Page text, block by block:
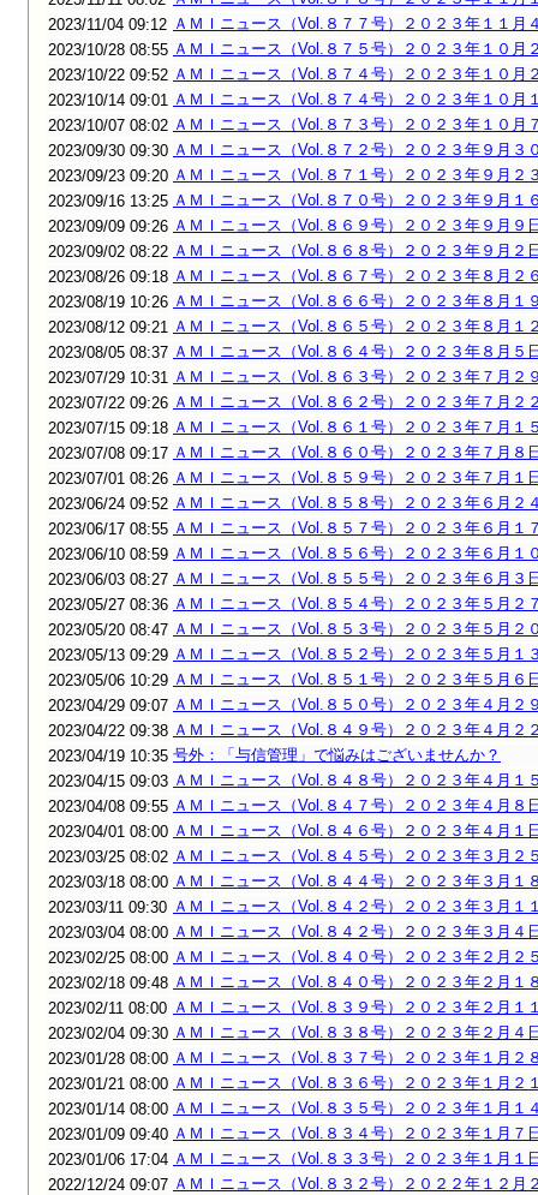
2023/11/04 09:12 ＡＭＩニュース（Vol.８７７号）２０２３年１１月
2023/10/28 08:55 ＡＭＩニュース（Vol.８７５号）２０２３年１０月
2023/10/22 09:52 ＡＭＩニュース（Vol.８７４号）２０２３年１０月
2023/10/14 09:01 ＡＭＩニュース（Vol.８７４号）２０２３年１０月
2023/10/07 08:02 ＡＭＩニュース（Vol.８７３号）２０２３年１０月
2023/09/30 09:30 ＡＭＩニュース（Vol.８７２号）２０２３年９月３
2023/09/23 09:20 ＡＭＩニュース（Vol.８７１号）２０２３年９月２
2023/09/16 13:25 ＡＭＩニュース（Vol.８７０号）２０２３年９月１
2023/09/09 09:26 ＡＭＩニュース（Vol.８６９号）２０２３年９月９
2023/09/02 08:22 ＡＭＩニュース（Vol.８６８号）２０２３年９月２
2023/08/26 09:18 ＡＭＩニュース（Vol.８６７号）２０２３年８月２
2023/08/19 10:26 ＡＭＩニュース（Vol.８６６号）２０２３年８月１
2023/08/12 09:21 ＡＭＩニュース（Vol.８６５号）２０２３年８月１
2023/08/05 08:37 ＡＭＩニュース（Vol.８６４号）２０２３年８月５
2023/07/29 10:31 ＡＭＩニュース（Vol.８６３号）２０２３年７月２
2023/07/22 09:26 ＡＭＩニュース（Vol.８６２号）２０２３年７月２
2023/07/15 09:18 ＡＭＩニュース（Vol.８６１号）２０２３年７月１
2023/07/08 09:17 ＡＭＩニュース（Vol.８６０号）２０２３年７月８
2023/07/01 08:26 ＡＭＩニュース（Vol.８５９号）２０２３年７月１
2023/06/24 09:52 ＡＭＩニュース（Vol.８５８号）２０２３年６月２
2023/06/17 08:55 ＡＭＩニュース（Vol.８５７号）２０２３年６月１
2023/06/10 08:59 ＡＭＩニュース（Vol.８５６号）２０２３年６月１
2023/06/03 08:27 ＡＭＩニュース（Vol.８５５号）２０２３年６月３
2023/05/27 08:36 ＡＭＩニュース（Vol.８５４号）２０２３年５月２
2023/05/20 08:47 ＡＭＩニュース（Vol.８５３号）２０２３年５月２
2023/05/13 09:29 ＡＭＩニュース（Vol.８５２号）２０２３年５月１
2023/05/06 10:29 ＡＭＩニュース（Vol.８５１号）２０２３年５月６
2023/04/29 09:07 ＡＭＩニュース（Vol.８５０号）２０２３年４月２
2023/04/22 09:38 ＡＭＩニュース（Vol.８４９号）２０２３年４月２
2023/04/19 10:35 号外：「与信管理」で悩みはございませんか？
2023/04/15 09:03 ＡＭＩニュース（Vol.８４８号）２０２３年４月１
2023/04/08 09:55 ＡＭＩニュース（Vol.８４７号）２０２３年４月８
2023/04/01 08:00 ＡＭＩニュース（Vol.８４６号）２０２３年４月１
2023/03/25 08:02 ＡＭＩニュース（Vol.８４５号）２０２３年３月２
2023/03/18 08:00 ＡＭＩニュース（Vol.８４４号）２０２３年３月１
2023/03/11 09:30 ＡＭＩニュース（Vol.８４２号）２０２３年３月１
2023/03/04 08:00 ＡＭＩニュース（Vol.８４２号）２０２３年３月４
2023/02/25 08:00 ＡＭＩニュース（Vol.８４０号）２０２３年２月２
2023/02/18 09:48 ＡＭＩニュース（Vol.８４０号）２０２３年２月１
2023/02/11 08:00 ＡＭＩニュース（Vol.８３９号）２０２３年２月１
2023/02/04 09:30 ＡＭＩニュース（Vol.８３８号）２０２３年２月４
2023/01/28 08:00 ＡＭＩニュース（Vol.８３７号）２０２３年１月２
2023/01/21 08:00 ＡＭＩニュース（Vol.８３６号）２０２３年１月２
2023/01/14 08:00 ＡＭＩニュース（Vol.８３５号）２０２３年１月１
2023/01/09 09:40 ＡＭＩニュース（Vol.８３４号）２０２３年１月７
2023/01/06 17:04 ＡＭＩニュース（Vol.８３３号）２０２３年１月１
2022/12/24 09:07 ＡＭＩニュース（Vol.８３２号）２０２２年１２月